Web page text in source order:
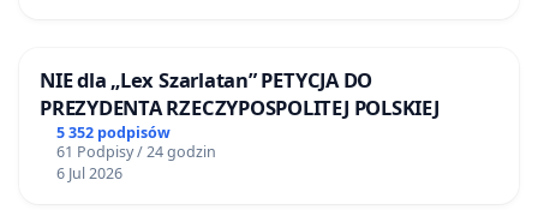
NIE dla „Lex Szarlatan” PETYCJA DO
PREZYDENTA RZECZYPOSPOLITEJ POLSKIEJ
5 352 podpisów
61 Podpisy / 24 godzin
6 Jul 2026